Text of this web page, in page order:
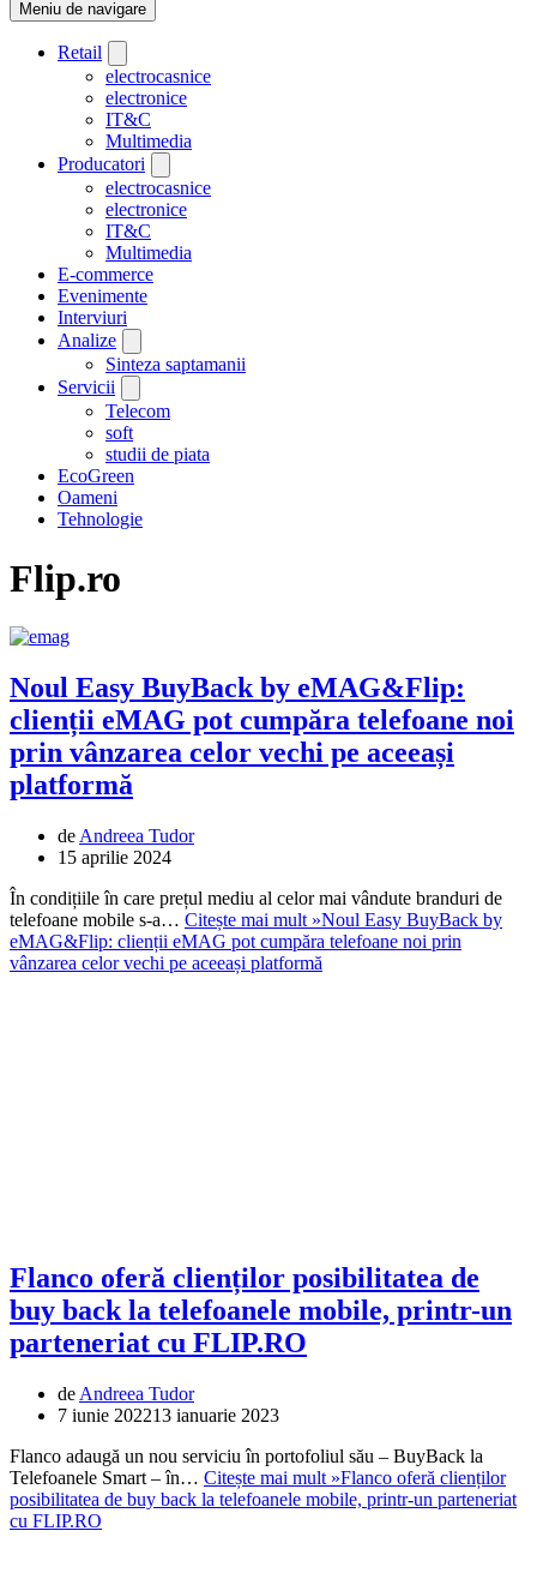
Meniu de navigare
Retail
electrocasnice
electronice
IT&C
Multimedia
Producatori
electrocasnice
electronice
IT&C
Multimedia
E-commerce
Evenimente
Interviuri
Analize
Sinteza saptamanii
Servicii
Telecom
soft
studii de piata
EcoGreen
Oameni
Tehnologie
Flip.ro
Noul Easy BuyBack by eMAG&Flip:
clienții eMAG pot cumpăra telefoane noi
prin vânzarea celor vechi pe aceeași
platformă
de Andreea Tudor
15 aprilie 2024
În condițiile în care prețul mediu al celor mai vândute branduri de
telefoane mobile s-a… Citește mai mult »Noul Easy BuyBack by
eMAG&Flip: clienții eMAG pot cumpăra telefoane noi prin
vânzarea celor vechi pe aceeași platformă
Flanco oferă clienților posibilitatea de
buy back la telefoanele mobile, printr-un
parteneriat cu FLIP.RO
de Andreea Tudor
7 iunie 202213 ianuarie 2023
Flanco adaugă un nou serviciu în portofoliul său – BuyBack la
Telefoanele Smart – în… Citește mai mult »Flanco oferă clienților
posibilitatea de buy back la telefoanele mobile, printr-un parteneriat
cu FLIP.RO